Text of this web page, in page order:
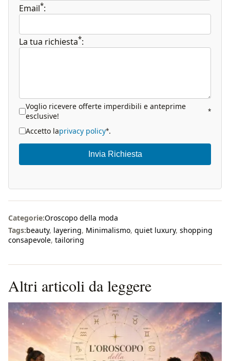
Email*:
La tua richiesta*:
Voglio ricevere offerte imperdibili e anteprime
esclusive!
*
Accetto laprivacy policy*.
Invia Richiesta
Categorie:Oroscopo della moda
Tags:beauty, layering, Minimalismo, quiet luxury, shopping
consapevole, tailoring
Altri articoli da leggere